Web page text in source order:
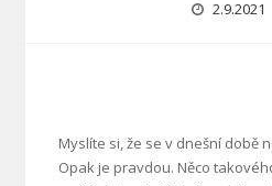
2.9.2021
Myslíte si, že se v dnešní době
Opak je pravdou. Něco